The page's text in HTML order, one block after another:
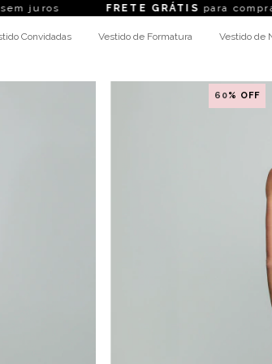
FRETE GRÁTISpara compras
Convidadas Vestido de Formatura Vestido de
60% OFF